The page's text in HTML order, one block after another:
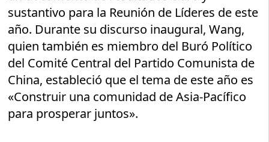
sustantivo para la Reunión de Líderes de este
año. Durante su discurso inaugural, Wang,
quien también es miembro del Buró Político
del Comité Central del Partido Comunista de
China, estableció que el tema de este año es
«Construir una comunidad de Asia-Pacífico
para prosperar juntos».